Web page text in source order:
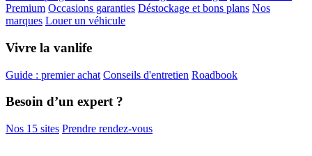
Premium Occasions garanties Déstockage et bons plans Nos
marques Louer un véhicule
Vivre la vanlife
Guide : premier achat Conseils d'entretien Roadbook
Besoin d’un expert ?
Nos 15 sites Prendre rendez-vous